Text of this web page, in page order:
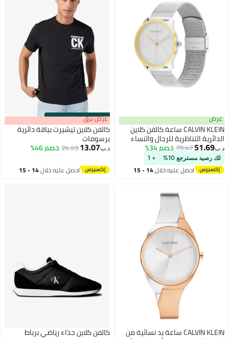
عرض
CALVIN KLEIN ساعة كالفن كلاين
الدائرية التناظرية للرجال والنساء
بحالة فضية - 25300014
د.ب‏51.69
79.47خصم 34%
لك رصيد مسترجع 10% + 1
احصل عليه خلال 14 - 15
00m:00s
·باقي 100% عرض برق
كالفن كلاين تيشيرت بياقة دائرية
برسومات
د.ب‏13.07
24.49خصم 46%
احصل عليه خلال 14 - 15
CALVIN KLEIN ساعة يد نسائية من كالفن كلاين حذاء رياضي برباط